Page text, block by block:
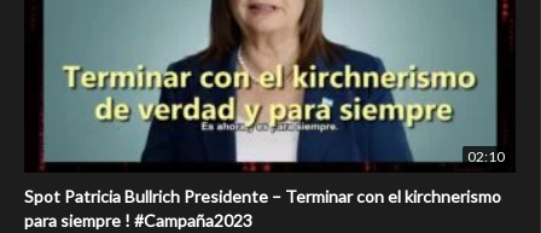
02:10
Spot Patricia Bullrich Presidente – Terminar con el kirchnerismo
para siempre ! #Campaña2023